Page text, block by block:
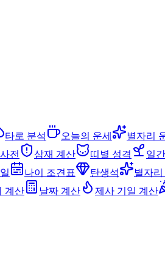
타로 분석 오늘의 운세 별자리
전 삼재 계산 띠별 성격 일
나이 조견표 탄생석 별자리
계산 날짜 계산 제사 기일 계산